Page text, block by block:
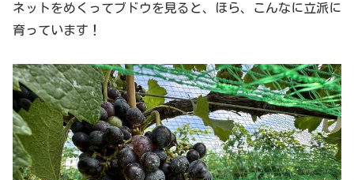
ネットをめくってブドウを見ると、ほら、こんなに立派に
育っています！